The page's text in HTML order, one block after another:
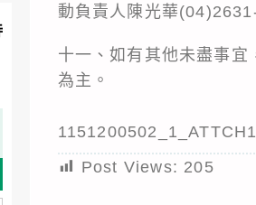
動負責人陳光華
十一、如有其他未盡事
為主。
Post Views: 205